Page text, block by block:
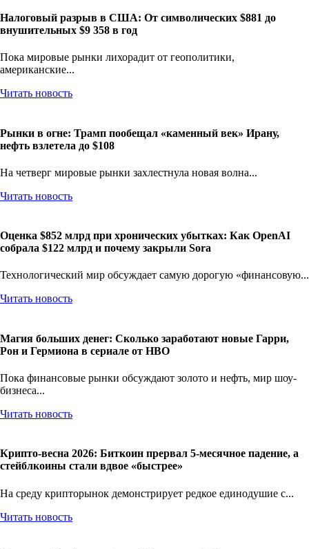
Налоговый разрыв в США: От символических $881 до
внушительных $9 358 в год
Пока мировые рынки лихорадит от геополитики,
американские...
Читать новость
Рынки в огне: Трамп пообещал «каменный век» Ирану,
нефть взлетела до $108
На четверг мировые рынки захлестнула новая волна...
Читать новость
Оценка $852 млрд при хронических убытках: Как OpenAI
собрала $122 млрд и почему закрыли Sora
Технологический мир обсуждает самую дорогую «финансовую...
Читать новость
Магия больших денег: Сколько заработают новые Гарри,
Рон и Гермиона в сериале от HBO
Пока финансовые рынки обсуждают золото и нефть, мир шоу-
бизнеса...
Читать новость
Крипто-весна 2026: Биткоин прервал 5-месячное падение, а
стейблкоины стали вдвое «быстрее»
На среду крипторынок демонстрирует редкое единодушие с...
Читать новость